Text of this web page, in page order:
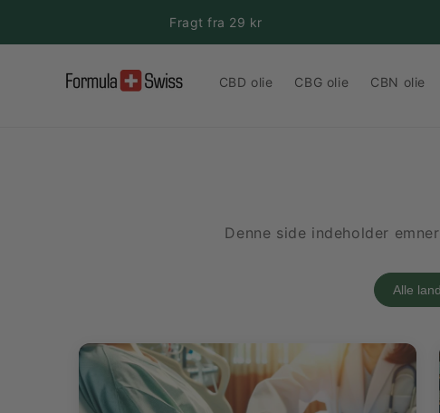
Fragt fra 29 kr
CBD olie CBG olie CBN olie
Denne side indeholder
Alle